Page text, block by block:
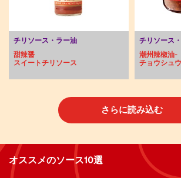
チリソース・ラー油
甜辣醤
スイートチリソース
チリソース
潮州辣椒油-
チョウシュ
さらに読み込む
オススメのソース10選